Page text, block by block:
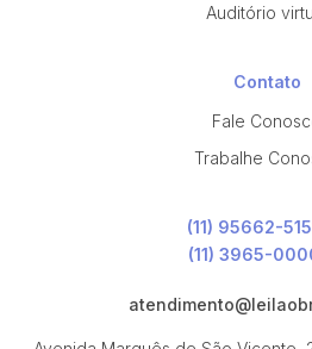
Auditório
Contato
Fale
Trabalhe
(11) 95662-
(11) 3965-